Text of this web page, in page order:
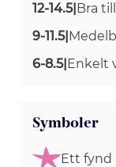
12-14.5| Bra
9-11.5|
6-8.5| Enkelt
Symboler
Ett fynd